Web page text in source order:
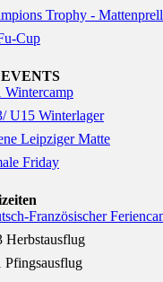
Trophy -
Cup
Wintercamp
U15 Winterlager
Leipziger Matte
Friday
Französischer
Herbstausflug
Pfingsausflug